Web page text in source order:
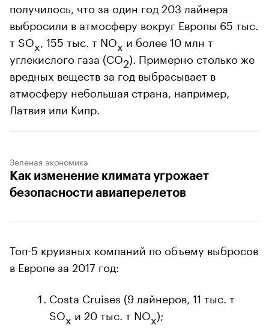
00:00
получилось, что за один год 203 лайнера
выбросили в атмосферу вокруг Европы 65 тыс.
т SOx , 155 тыс. т NOx и более 10 млн т
углекислого газа (CO2). Примерно столько же
вредных веществ за год выбрасывает в
атмосферу небольшая страна, например,
Латвия или Кипр.
Зеленая экономика
Как изменение климата угрожает
безопасности авиаперелетов
Топ-5 круизных компаний по объему выбросов
в Европе за 2017 год:
Costa Cruises (9 лайнеров, 11 тыс. т
SOx и 20 тыс. т NOx);